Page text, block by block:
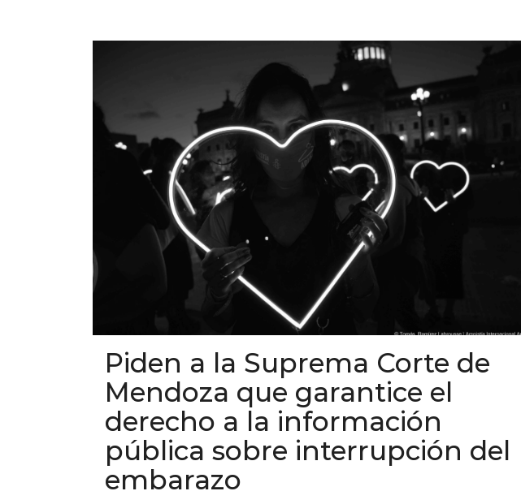
Piden a la Suprema Corte de
Mendoza que garantice el
derecho a la información
pública sobre interrupción del
embarazo